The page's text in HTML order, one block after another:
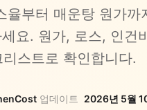
부터 매운탕 원가까
요. 원가, 로스, 인건
리스트로 확인합니다.
· 업데이트 2026년 5월